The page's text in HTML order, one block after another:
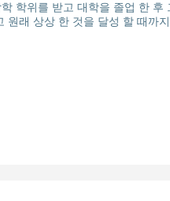
학위를 받고 대학을 졸업 한
래 상상 한 것을 달성 할 때까